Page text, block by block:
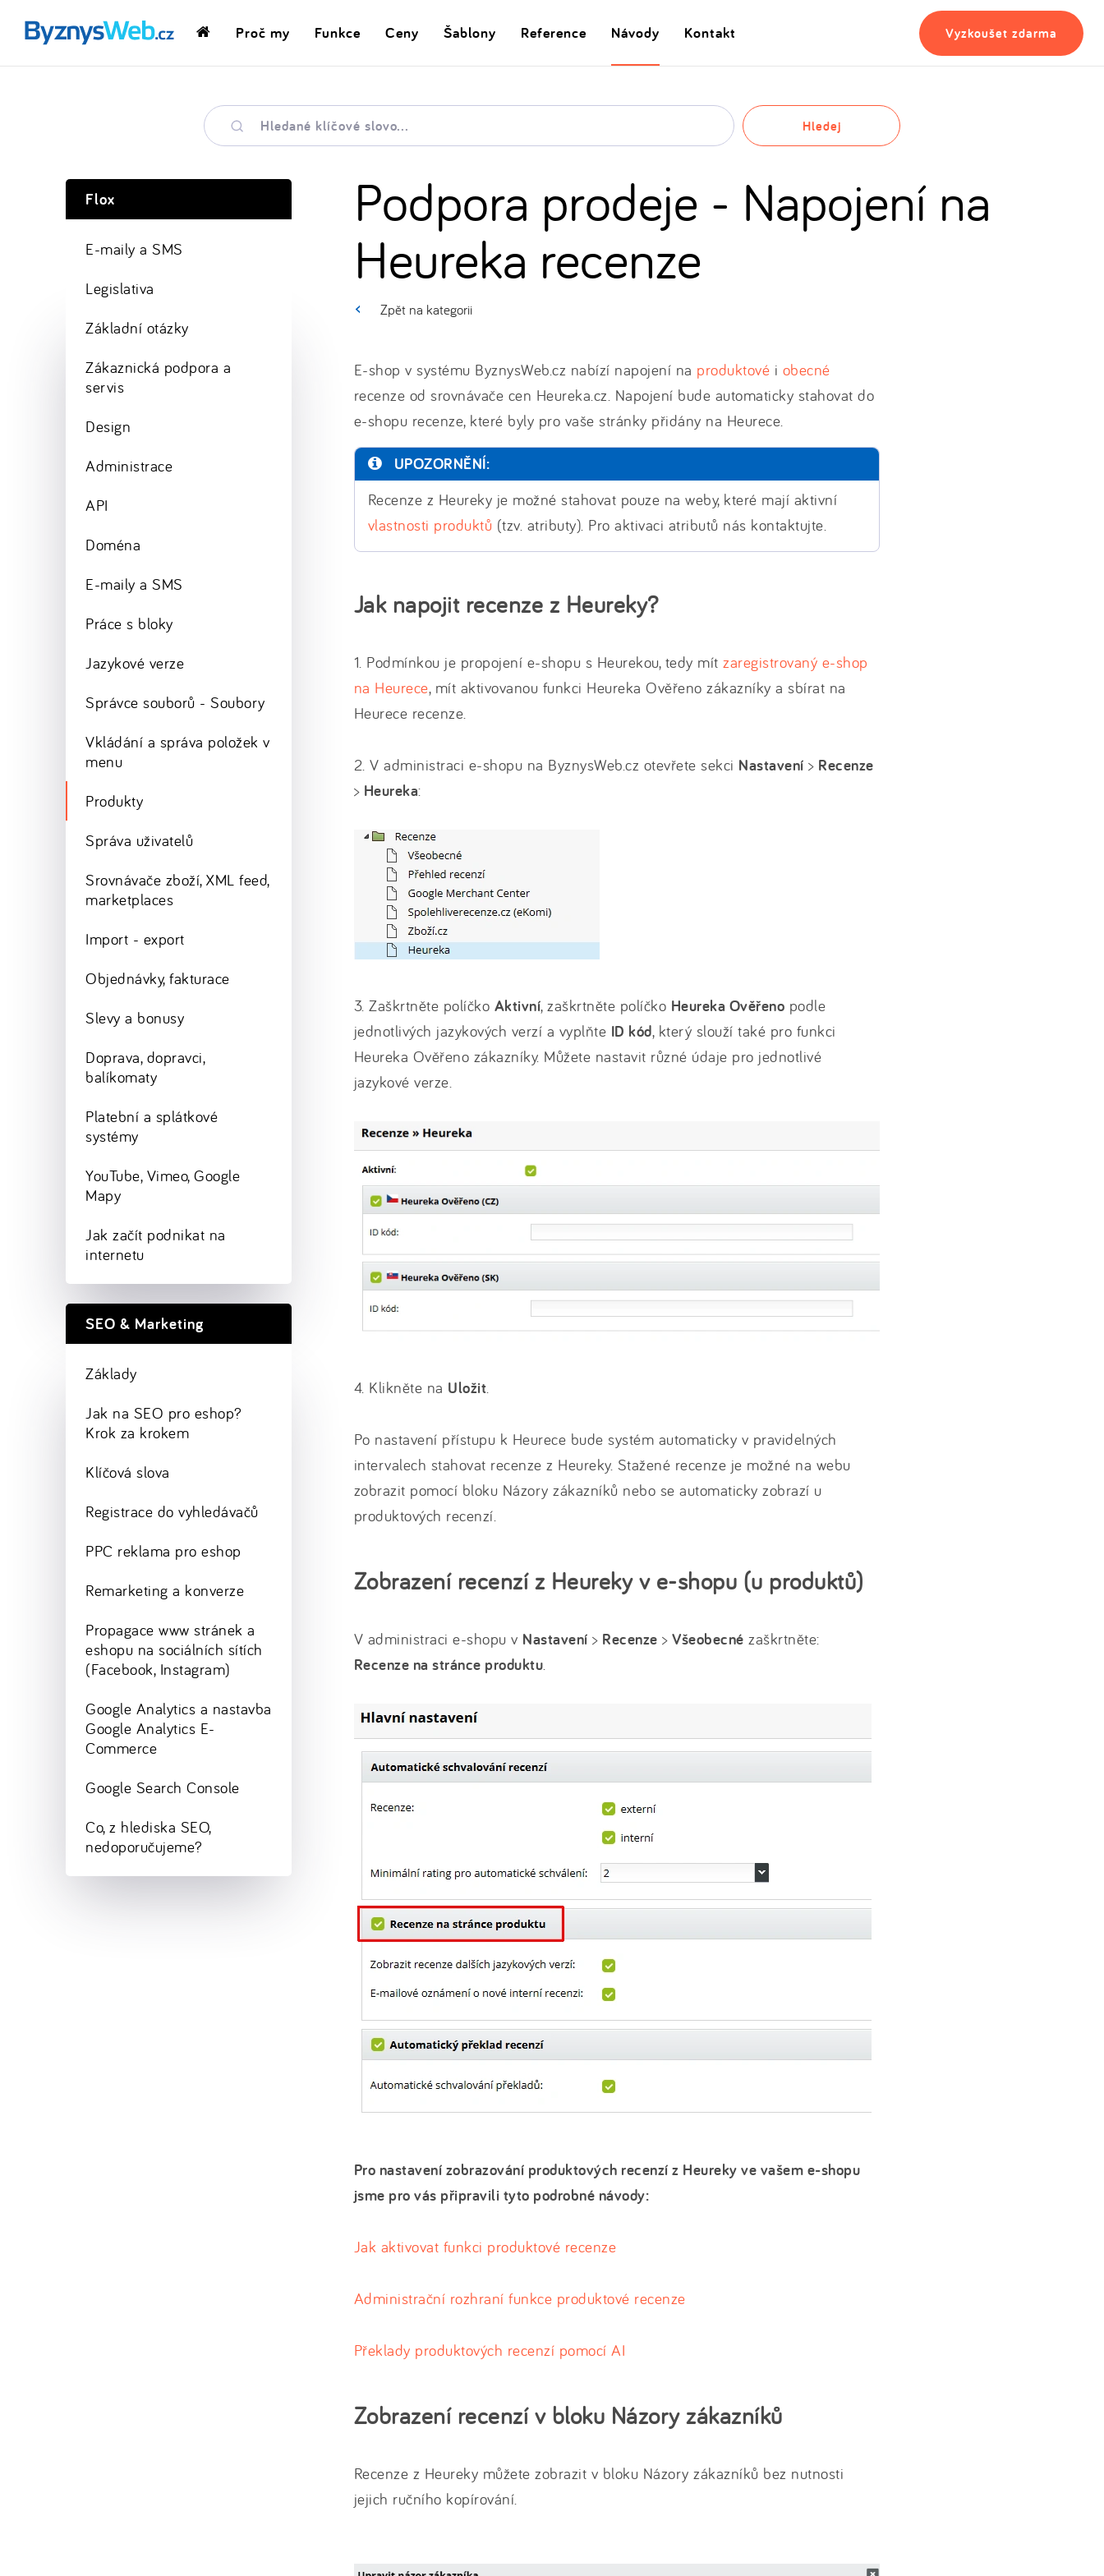
DomovskáProč my Funkce Ceny Šablony Reference Návody Kontakt Vyzkoušet zdarma
Hledané
klíčové
slovo
Hledej
Zpět na kategorii
Podpora prodeje - Napojení na
Heureka recenze
E-shop v systému ByznysWeb.cz nabízí napojení na produktové i obecné
recenze od srovnávače cen Heureka.cz. Napojení bude automaticky stahovat do
e-shopu recenze, které byly pro vaše stránky přidány na Heurece.
UPOZORNĚNÍ:
Recenze z Heureky je možné stahovat pouze na weby, které mají aktivní
vlastnosti produktů (tzv. atributy). Pro aktivaci atributů nás kontaktujte.
Jak napojit recenze z Heureky?
1. Podmínkou je propojení e-shopu s Heurekou, tedy mítzaregistrovaný e-shop
na Heurece, mít aktivovanou funkci Heureka Ověřeno zákazníky a sbírat na
Heurece recenze.
2. V administraci e-shopu na ByznysWeb.cz otevřete sekci Nastavení > Recenze
> Heureka:
3. Zaškrtněte políčko Aktivní, zaškrtněte políčko Heureka Ověřeno podle
jednotlivých jazykových verzí a vyplňte ID kód, který slouží také pro funkci
Heureka Ověřeno zákazníky. Můžete nastavit různé údaje pro jednotlivé
jazykové verze.
4. Klikněte na Uložit
Po nastavení přístupu k Heurece bude systém automaticky v pravidelných
intervalech stahovat recenze z Heureky. Stažené recenze je možné na webu
zobrazit pomocí bloku Názory zákazníků nebo se automaticky zobrazí u
produktových recenzí.
Zobrazení recenzí z Heureky v e-shopu (u produktů)
V administraci e-shopu v Nastavení > Recenze >Všeobecné zaškrtněte:
Recenze na stránce produktu
Pro nastavení zobrazování produktových recenzí z Heureky ve vašem e-shopu
jsme pro vás připravili tyto podrobné návody:
Jak aktivovat funkci produktové recenze
Administrační rozhraní funkce produktové recenze
Překlady produktových recenzí pomocí AI
Zobrazení recenzí v bloku Názory zákazníků
Recenze z Heureky můžete zobrazit v bloku Názory zákazníků bez nutnosti
jejich ručního kopírování.
Flox
E-maily a SMS
Legislativa
Základní otázky
Zákaznická podpora a
servis
Design
Administrace
API
Doména
E-maily a SMS
Práce s bloky
Jazykové verze
Správce souborů - Soubory
Vkládání a správa položek v
menu
Produkty
Správa uživatelů
Srovnávače zboží, XML feed,
marketplaces
Import - export
Objednávky, fakturace
Slevy a bonusy
Doprava, dopravci,
balíkomaty
Platební a splátkové
systémy
YouTube, Vimeo, Google
Mapy
Jak začít podnikat na
internetu
SEO & Marketing
Základy
Jak na SEO pro eshop?
Krok za krokem
Klíčová slova
Registrace do vyhledávačů
PPC reklama pro eshop
Remarketing a konverze
Propagace www stránek a
eshopu na sociálních sítích
(Facebook, Instagram)
Google Analytics a nastavba
Google Analytics E-
Commerce
Google Search Console
Co, z hlediska SEO,
nedoporučujeme?